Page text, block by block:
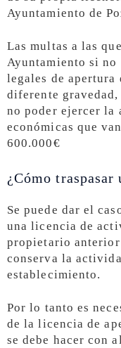
Ayuntamiento de
Las multas a las
Ayuntamiento si no
legales de apertura
diferente
no poder ejercer la
económicas que
600.000€
¿Cómo
Se puede dar el
una licencia de
propietario
conserva la
establecimiento.
Por lo tanto es
de la licencia de
se debe hacer con